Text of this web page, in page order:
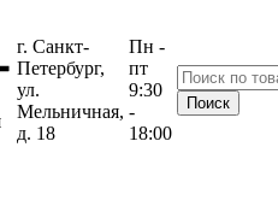
г. Санкт-
Петербург,
ул.
Мельничная,
д. 18
Пн -
пт
9:30
-
18:00